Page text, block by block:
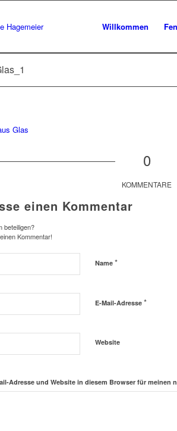
Willkommen
0
KOMMENTARE
einen Kommentar
beteiligen?
Kommentar!
Name *
E-Mail-Adresse *
Website
Adresse und Website in diesem Browser für meinen